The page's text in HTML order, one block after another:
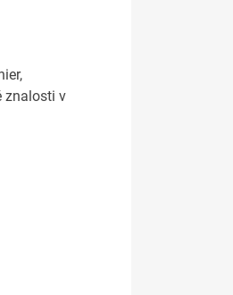
znalosti v